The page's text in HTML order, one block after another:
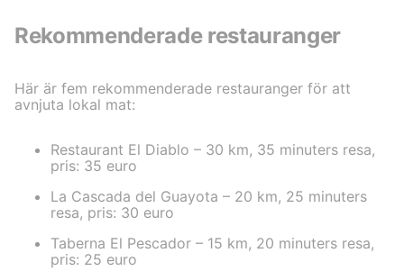
Rekommenderade restauranger
Här är fem rekommenderade restauranger för att
avnjuta lokal mat:
Restaurant El Diablo – 30 km, 35 minuters resa,
pris: 35 euro
La Cascada del Guayota – 20 km, 25 minuters
resa, pris: 30 euro
Taberna El Pescador – 15 km, 20 minuters resa,
pris: 25 euro